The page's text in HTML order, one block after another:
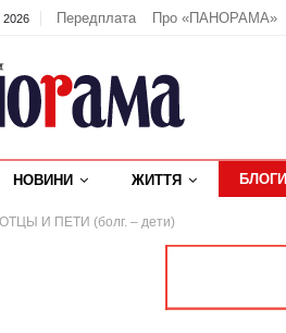
Передплата Про «ПАНОРАМА»
НОВИНИ ЖИТТЯ БЛОГИ
ОТЦЫ И ПЕТИ (болг. – дети)